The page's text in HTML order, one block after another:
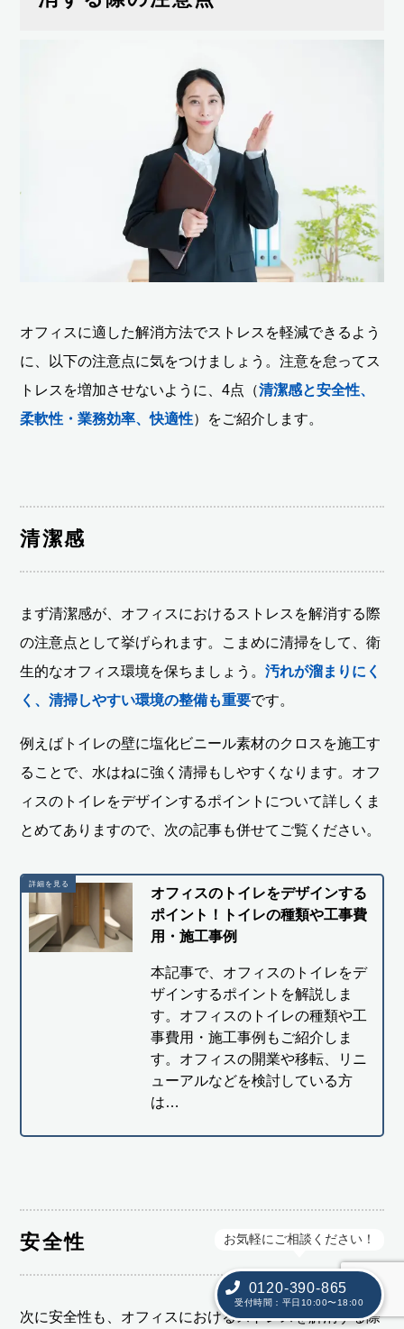
お気軽にご相談ください！
0120-390-865
受付時間：平日10:00〜18:00
オフィスに適した解消方法でストレスを軽減できるよう
に、以下の注意点に気をつけましょう。注意を怠ってス
トレスを増加させないように、4点（清潔感と安全性、
柔軟性・業務効率、快適性）をご紹介します。
清潔感
まず清潔感が、オフィスにおけるストレスを解消する際
の注意点として挙げられます。こまめに清掃をして、衛
生的なオフィス環境を保ちましょう。汚れが溜まりにく
く、清掃しやすい環境の整備も重要です。
例えばトイレの壁に塩化ビニール素材のクロスを施工す
ることで、水はねに強く清掃もしやすくなります。オフ
ィスのトイレをデザインするポイントについて詳しくま
とめてありますので、次の記事も併せてご覧ください。
オフィスのトイレをデザインする
ポイント！トイレの種類や工事費
用・施工事例
本記事で、オフィスのトイレをデ
ザインするポイントを解説しま
す。オフィスのトイレの種類や工
事費用・施工事例もご紹介しま
す。オフィスの開業や移転、リニ
ューアルなどを検討している方
は…
安全性
次に安全性も、オフィスにおけるストレスを解消する際